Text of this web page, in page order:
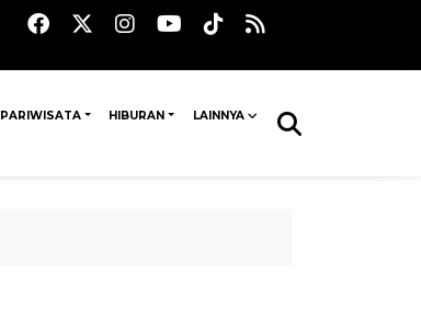
PARIWISATA HIBURAN LAINNYA